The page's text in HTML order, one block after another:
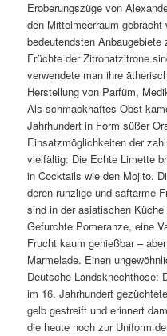
Eroberungszüge von
den Mittelmeerraum
bedeutendsten
Früchte der Zitronatzitrone
verwendete man ihre
Herstellung von Parfüm,
Als schmackhaftes Obst
Jahrhundert in Form süßer
Einsatzmöglichkeiten der
vielfältig: Die Echte Limette
in Cocktails wie den Mojito.
deren runzlige und saftarme
sind in der asiatischen
Gefurchte Pomeranze, eine
Frucht kaum genießbar –
Marmelade. Einen
Deutsche Landsknechthose:
im 16. Jahrhundert
gelb gestreift und erinnert
die heute noch zur Uniform